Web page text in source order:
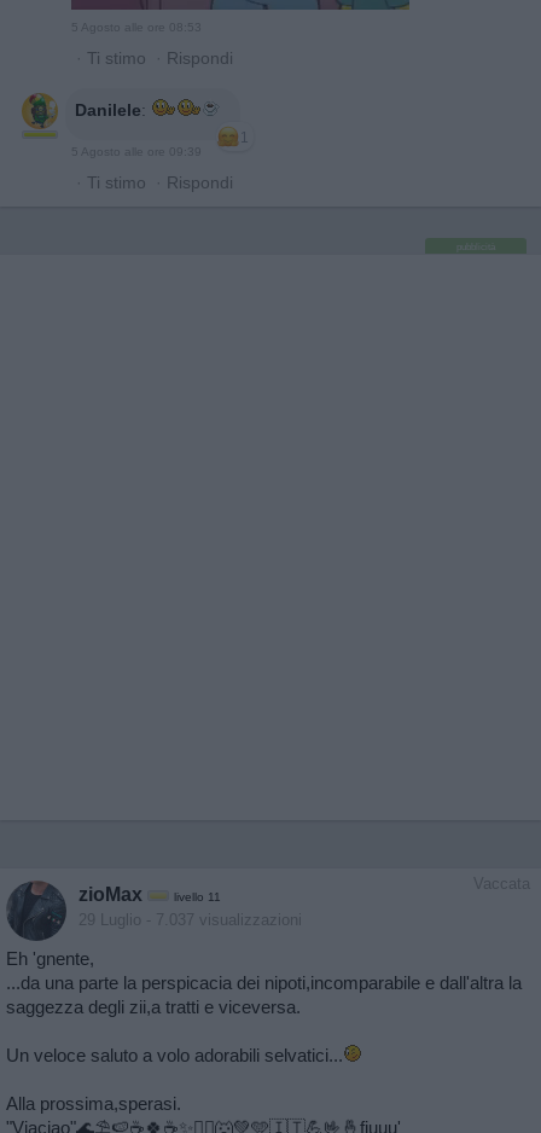
5 Agosto alle ore 08:53
· Ti stimo · Rispondi
Danilele:
1
5 Agosto alle ore 09:39
· Ti stimo · Rispondi
pubblicità
Vaccata
zioMax livello 11
29 Luglio - 7.037 visualizzazioni
Eh 'gnente,
...da una parte la perspicacia dei nipoti,incomparabile e dall'altra la
saggezza degli zii,a tratti e viceversa.
Un veloce saluto a volo adorabili selvatici...
Alla prossima,sperasi.
"Viaciao"🌊⛱️🍉☕️🍀☕️✨️🏃‍♂️🐺💚🩵🇮🇹💪🤟🤞fiuuu'